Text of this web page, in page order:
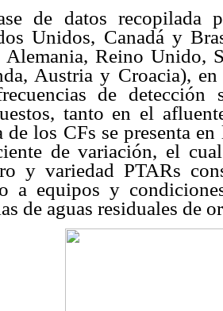
de datos recopilada
Unidos, Canadá y
Alemania, Reino Unido,
Austria y Croacia),
de
tanto en el
de los CFs se presenta
de variación, el
y variedad PTARs
a equipos y
de aguas residuales de